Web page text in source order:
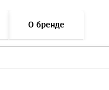
О бренде